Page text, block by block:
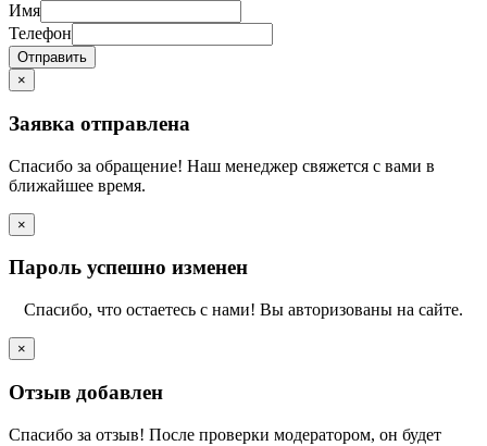
Имя
Телефон
Отправить
×
Заявка отправлена
Спасибо за обращение! Наш менеджер свяжется с вами в
ближайшее время.
×
Пароль успешно изменен
Спасибо, что остаетесь с нами! Вы авторизованы на сайте.
×
Отзыв добавлен
Спасибо за отзыв! После проверки модератором, он будет